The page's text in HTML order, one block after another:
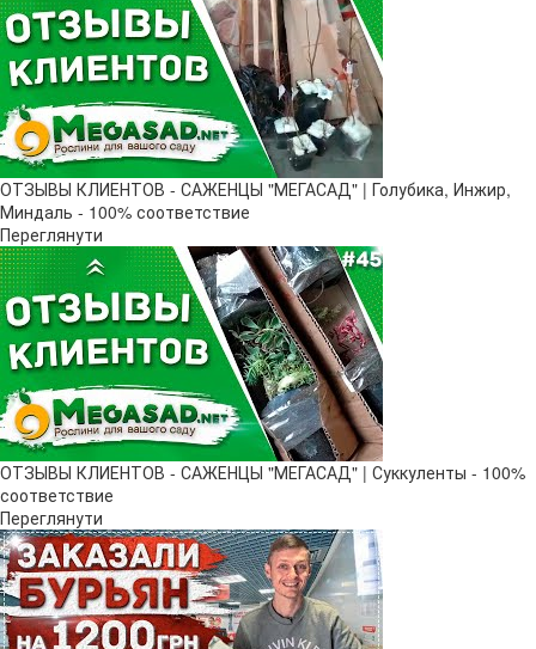
ОТЗЫВЫ КЛИЕНТОВ - САЖЕНЦЫ "МЕГАСАД" | Голубика, Инжир,
Миндаль - 100% соответствие
Переглянути
ОТЗЫВЫ КЛИЕНТОВ - САЖЕНЦЫ "МЕГАСАД" | Суккуленты - 100%
соответствие
Переглянути